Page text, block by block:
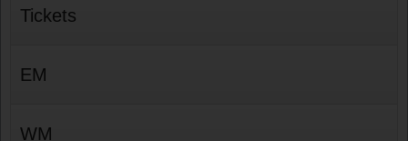
Tickets
EM
WM